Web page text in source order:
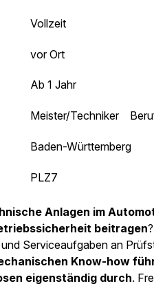
Vollzeit
vor Ort
Ab 1 Jahr
Meister/Techniker
Baden-Württemberg
PLZ7
Anlagen im
beitragen
Serviceaufgaben an
Know-how
eigenständig durch.